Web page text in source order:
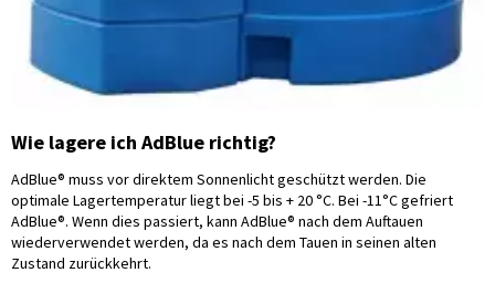
Wie lagere ich AdBlue richtig?
AdBlue® muss vor direktem Sonnenlicht geschützt werden. Die
optimale Lagertemperatur liegt bei -5 bis + 20 °C. Bei -11°C gefriert
AdBlue®. Wenn dies passiert, kann AdBlue® nach dem Auftauen
wiederverwendet werden, da es nach dem Tauen in seinen alten
Zustand zurückkehrt.